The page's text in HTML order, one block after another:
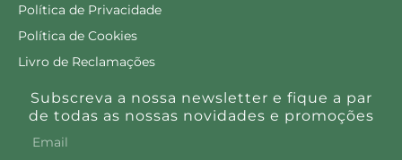
Política de Privacidade
Política de Cookies
Livro de Reclamações
Subscreva a nossa newsletter e fique a par
de todas as nossas novidades e promoções